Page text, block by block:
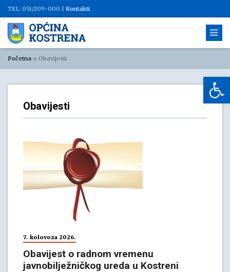
TEL: 051/209-000 | Kontakti
Početna » Obavijesti
Obavijesti
7. kolovoza 2026.
Obavijest o radnom vremenu
javnobilježničkog ureda u Kostreni